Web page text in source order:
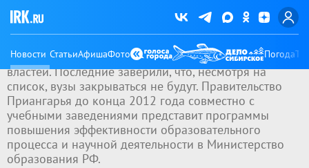
Новости СтатьиАфишаФото Погода
заведения — ВСГАО, ИрГСХА, ИГЛУ, ИГМУ.
Это вызвало множество споров среди студентов и
преподавателей этих самых вузов и в целом
широкой общественности, а также представителей
властей. Последние заверили, что, несмотря на
список, вузы закрываться не будут. Правительство
Приангарья до конца 2012 года совместно с
учебными заведениями представит программы
повышения эффективности образовательного
процесса и научной деятельности в Министерство
образования РФ.